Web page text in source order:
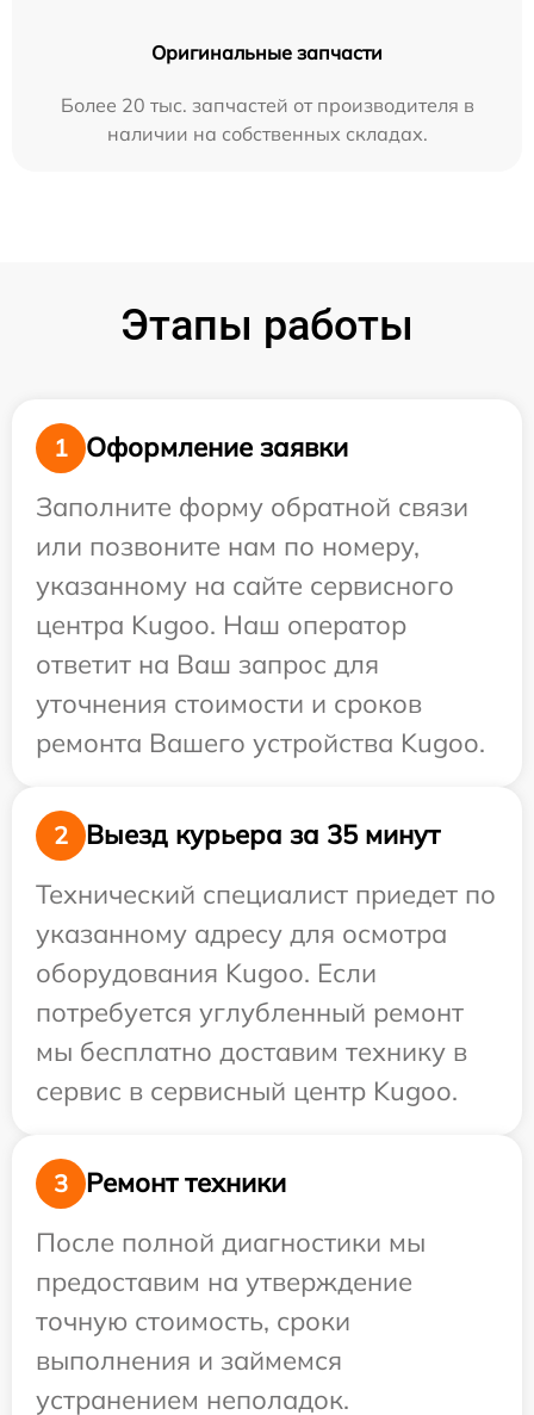
Оригинальные запчасти
Более 20 тыс. запчастей от производителя в
наличии на собственных складах.
Этапы работы
1
Оформление заявки
Заполните форму обратной связи
или позвоните нам по номеру,
указанному на сайте сервисного
центра Kugoo. Наш оператор
ответит на Ваш запрос для
уточнения стоимости и сроков
ремонта Вашего устройства Kugoo.
2
Выезд курьера за 35 минут
Технический специалист приедет по
указанному адресу для осмотра
оборудования Kugoo. Если
потребуется углубленный ремонт
мы бесплатно доставим технику в
сервис в сервисный центр Kugoo.
3
Ремонт техники
После полной диагностики мы
предоставим на утверждение
точную стоимость, сроки
выполнения и займемся
устранением неполадок.